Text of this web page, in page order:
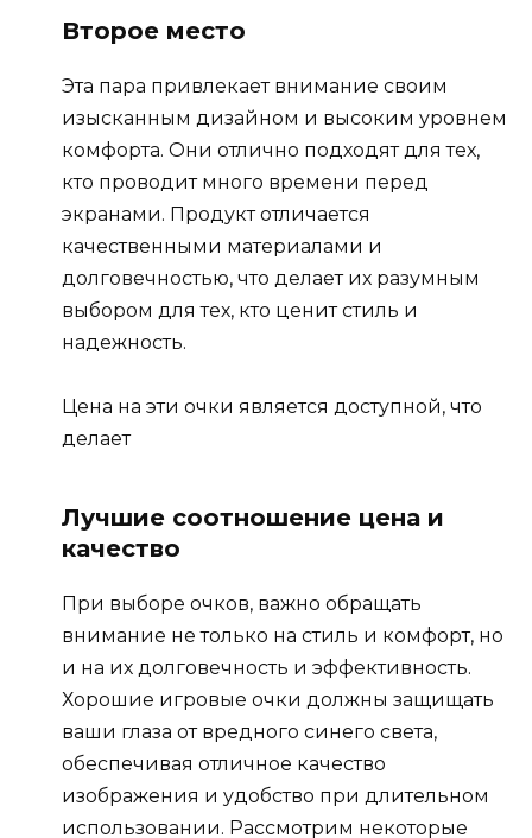
Второе место
Эта пара привлекает внимание своим
изысканным дизайном и высоким уровнем
комфорта. Они отлично подходят для тех,
кто проводит много времени перед
экранами. Продукт отличается
качественными материалами и
долговечностью, что делает их разумным
выбором для тех, кто ценит стиль и
надежность.
Цена на эти очки является доступной, что
делает
Лучшие соотношение цена и
качество
При выборе очков, важно обращать
внимание не только на стиль и комфорт, но
и на их долговечность и эффективность.
Хорошие игровые очки должны защищать
ваши глаза от вредного синего света,
обеспечивая отличное качество
изображения и удобство при длительном
использовании. Рассмотрим некоторые